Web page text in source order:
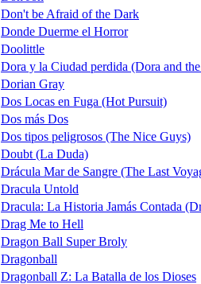
Don't be Afraid of the Dark
Donde Duerme el Horror
Doolittle
Dora y la Ciudad perdida (Dora and
Dorian Gray
Dos Locas en Fuga (Hot Pursuit)
Dos más Dos
Dos tipos peligrosos (The Nice Guys)
Doubt (La Duda)
Drácula Mar de Sangre (The Last
Dracula Untold
Dracula: La Historia Jamás Contada
Drag Me to Hell
Dragon Ball Super Broly
Dragonball
Dragonball Z: La Batalla de los Dioses